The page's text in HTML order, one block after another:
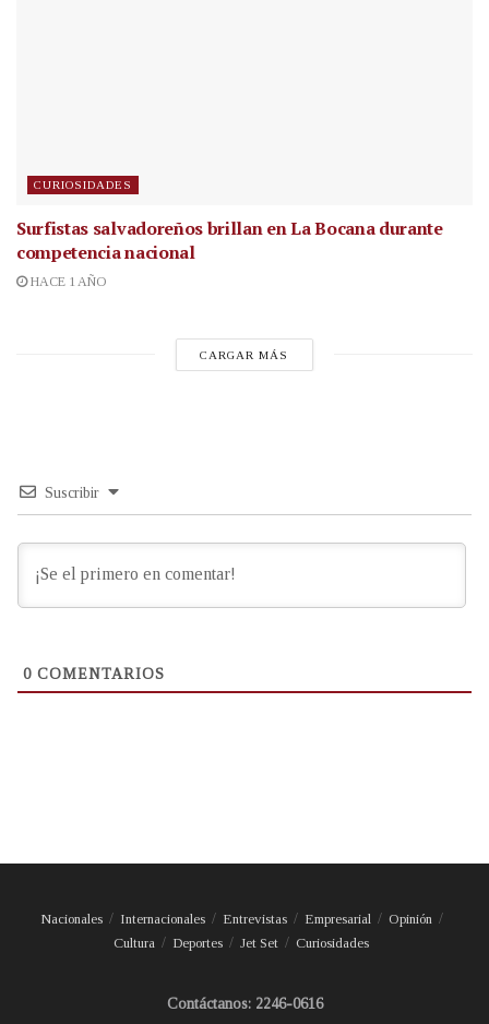
CURIOSIDADES
Surfistas salvadoreños brillan en La Bocana durante
competencia nacional
HACE 1 AÑO
CARGAR MÁS
Suscribir
0 COMENTARIOS
Nacionales Internacionales Entrevistas Empresarial
Opinión
Cultura
Deportes Jet Set Curiosidades
Contáctanos: 2246-0616